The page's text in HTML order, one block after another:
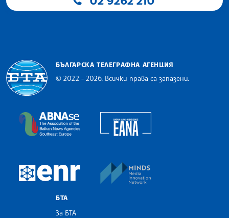
БЪЛГАРСКА ТЕЛЕГРАФНА АГЕНЦИЯ
© 2022 - 2026, Всички права са запазени.
The Assocoation of the Balkan News Agencies
European Newsroom
БТА
За БТА